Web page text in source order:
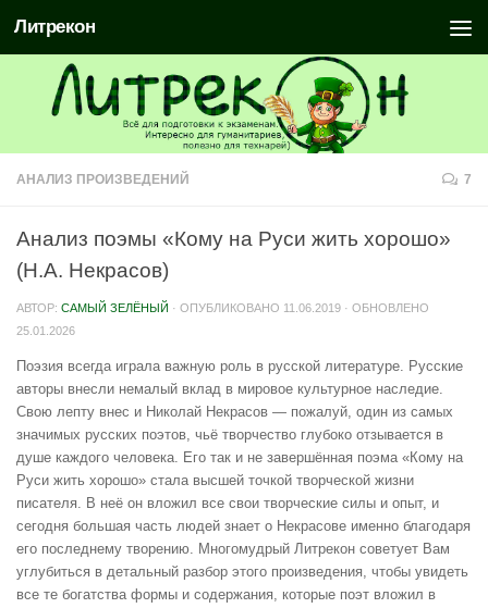
Литрекон
АНАЛИЗ ПРОИЗВЕДЕНИЙ 7
Анализ поэмы «Кому на Руси жить хорошо»
(Н.А. Некрасов)
АВТОР: САМЫЙ ЗЕЛЁНЫЙ · ОПУБЛИКОВАНО 11.06.2019 · ОБНОВЛЕНО
25.01.2026
Поэзия всегда играла важную роль в русской литературе. Русские
авторы внесли немалый вклад в мировое культурное наследие.
Свою лепту внес и Николай Некрасов — пожалуй, один из самых
значимых русских поэтов, чьё творчество глубоко отзывается в
душе каждого человека. Его так и не завершённая поэма «Кому на
Руси жить хорошо» стала высшей точкой творческой жизни
писателя. В неё он вложил все свои творческие силы и опыт, и
сегодня большая часть людей знает о Некрасове именно благодаря
его последнему творению. Многомудрый Литрекон советует Вам
углубиться в детальный разбор этого произведения, чтобы увидеть
все те богатства формы и содержания, которые поэт вложил в